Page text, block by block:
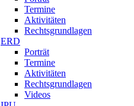
Termine
Aktivitäten
Rechtsgrundlagen
ERD
Porträt
Termine
Aktivitäten
Rechtsgrundlagen
Videos